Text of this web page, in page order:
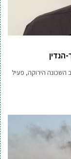
הנדין
תושב השכונה הירוקה, פעיל